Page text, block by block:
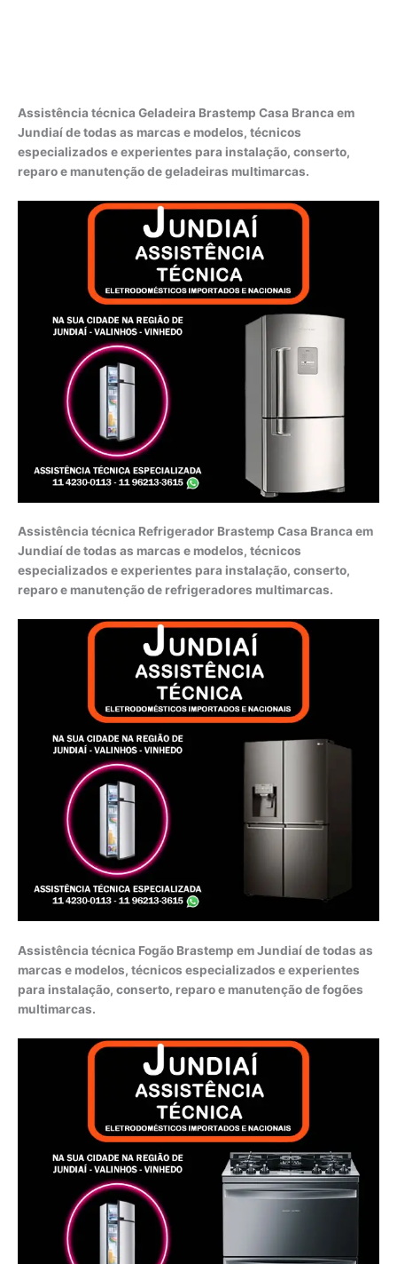
Assistência técnica Geladeira Brastemp Casa Branca em
Jundiaí de todas as marcas e modelos, técnicos
especializados e experientes para instalação, conserto,
reparo e manutenção de geladeiras multimarcas.
Assistência técnica Refrigerador Brastemp Casa Branca em
Jundiaí de todas as marcas e modelos, técnicos
especializados e experientes para instalação, conserto,
reparo e manutenção de refrigeradores multimarcas.
Assistência técnica Fogão Brastemp em Jundiaí de todas as
marcas e modelos, técnicos especializados e experientes
para instalação, conserto, reparo e manutenção de fogões
multimarcas.